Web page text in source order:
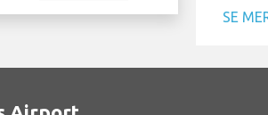
SE